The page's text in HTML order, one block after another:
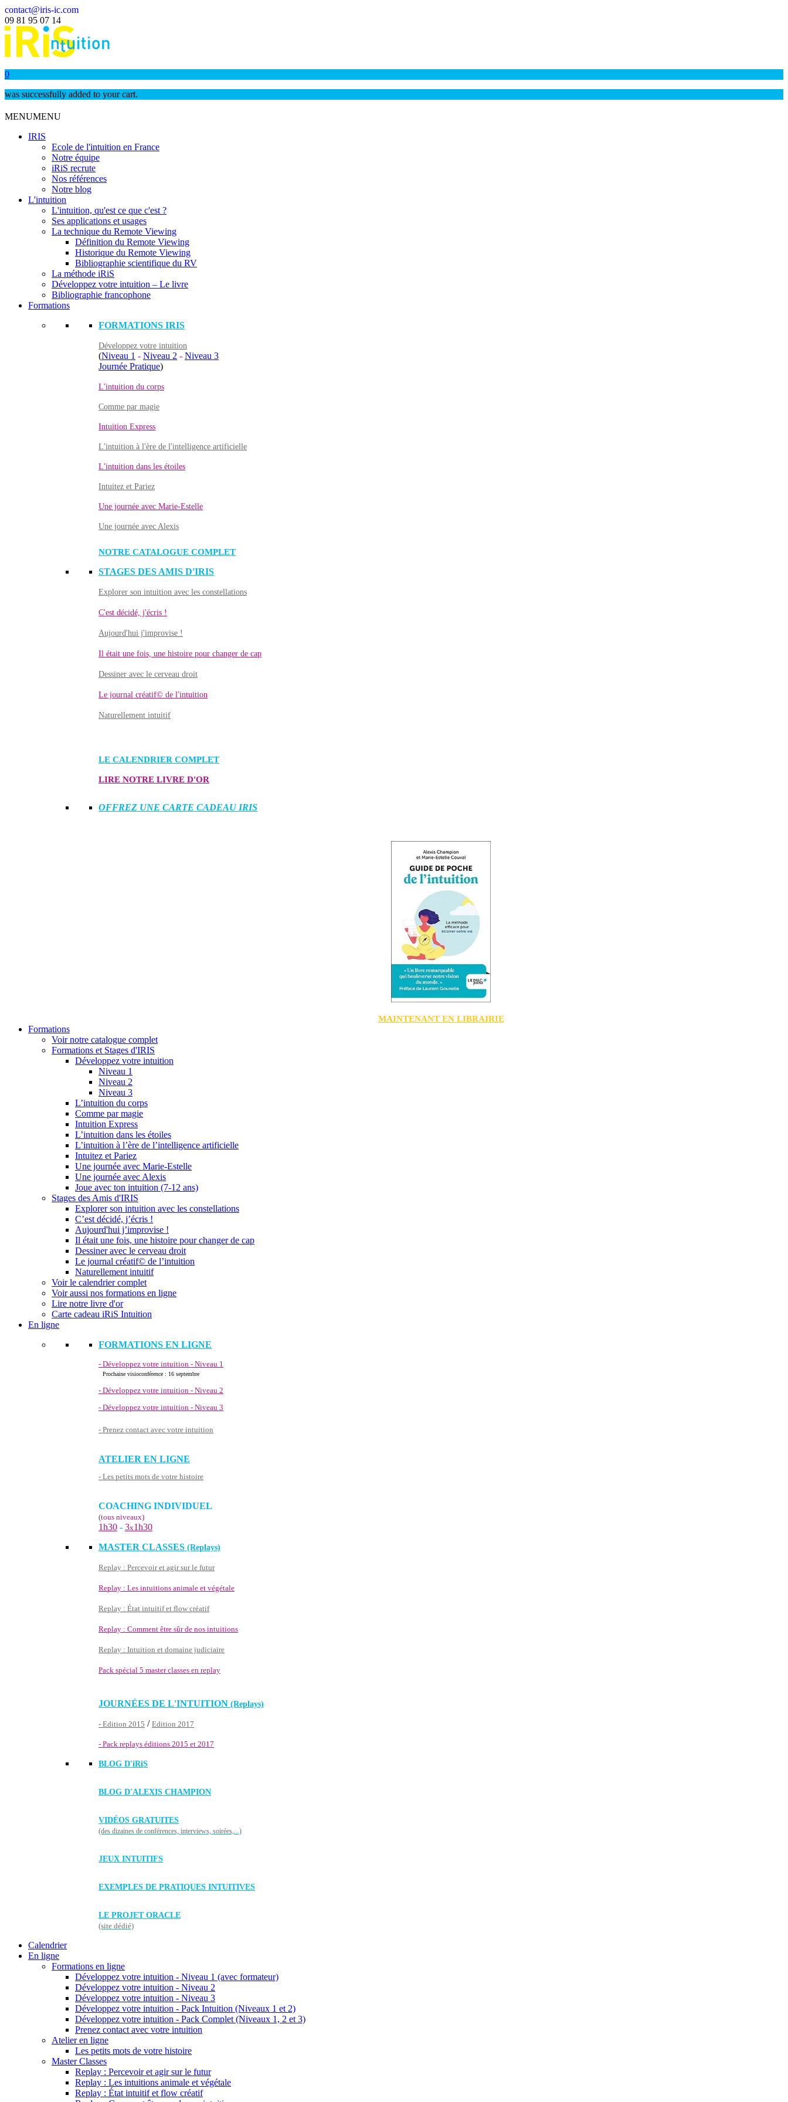
contact@iris-ic.com
09 81 95 07 14
0
was successfully added to your cart.
MENUMENU
IRIS
Ecole de l'intuition en France
Notre équipe
iRiS recrute
Nos références
Notre blog
L'intuition
L'intuition, qu'est ce que c'est ?
Ses applications et usages
La technique du Remote Viewing
Définition du Remote Viewing
Historique du Remote Viewing
Bibliographie scientifique du RV
La méthode iRiS
Développez votre intuition – Le livre
Bibliographie francophone
Formations
FORMATIONS IRIS
Développez votre intuition
(Niveau 1 - Niveau 2 - Niveau 3
Journée Pratique)
L'intuition du corps
Comme par magie
Intuition Express
L'intuition à l'ère de l'intelligence artificielle
L'intuition dans les étoiles
Intuitez et Pariez
Une journée avec Marie-Estelle
Une journée avec Alexis
NOTRE CATALOGUE COMPLET
STAGES DES AMIS D'IRIS
Explorer son intuition avec les constellations
C'est décidé, j'écris !
Aujourd'hui j'improvise !
Il était une fois, une histoire pour changer de cap
Dessiner avec le cerveau droit
Le journal créatif© de l'intuition
Naturellement intuitif
LE CALENDRIER COMPLET
LIRE NOTRE LIVRE D'OR
OFFREZ UNE CARTE CADEAU IRIS
MAINTENANT EN LIBRAIRIE
Formations
Voir notre catalogue complet
Formations et Stages d'IRIS
Développez votre intuition
Niveau 1
Niveau 2
Niveau 3
L’intuition du corps
Comme par magie
Intuition Express
L’intuition dans les étoiles
L’intuition à l’ère de l’intelligence artificielle
Intuitez et Pariez
Une journée avec Marie-Estelle
Une journée avec Alexis
Joue avec ton intuition (7-12 ans)
Stages des Amis d'IRIS
Explorer son intuition avec les constellations
C’est décidé, j’écris !
Aujourd'hui j’improvise !
Il était une fois, une histoire pour changer de cap
Dessiner avec le cerveau droit
Le journal créatif© de l’intuition
Naturellement intuitif
Voir le calendrier complet
Voir aussi nos formations en ligne
Lire notre livre d'or
Carte cadeau iRiS Intuition
En ligne
FORMATIONS EN LIGNE
- Développez votre intuition - Niveau 1
Prochaine visioconférence : 16 septembre
- Développez votre intuition - Niveau 2
- Développez votre intuition - Niveau 3
- Prenez contact avec votre intuition
ATELIER EN LIGNE
- Les petits mots de votre histoire
COACHING INDIVIDUEL
(tous niveaux)
1h30 - 3x1h30
MASTER CLASSES (Replays)
Replay : Percevoir et agir sur le futur
Replay : Les intuitions animale et végétale
Replay : État intuitif et flow créatif
Replay : Comment être sûr de nos intuitions
Replay : Intuition et domaine judiciaire
Pack spécial 5 master classes en replay
JOURNÉES DE L'INTUITION (Replays)
- Edition 2015 / Edition 2017
- Pack replays éditions 2015 et 2017
BLOG D'iRiS
BLOG D'ALEXIS CHAMPION
VIDÉOS GRATUITES
(des dizaines de conférences, interviews, soirées,...)
JEUX INTUITIFS
EXEMPLES DE PRATIQUES INTUITIVES
LE PROJET ORACLE
(site dédié)
Calendrier
En ligne
Formations en ligne
Développez votre intuition - Niveau 1 (avec formateur)
Développez votre intuition - Niveau 2
Développez votre intuition - Niveau 3
Développez votre intuition - Pack Intuition (Niveaux 1 et 2)
Développez votre intuition - Pack Complet (Niveaux 1, 2 et 3)
Prenez contact avec votre intuition
Atelier en ligne
Les petits mots de votre histoire
Master Classes
Replay : Percevoir et agir sur le futur
Replay : Les intuitions animale et végétale
Replay : État intuitif et flow créatif